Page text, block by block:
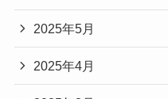
2025年5月
2025年4月